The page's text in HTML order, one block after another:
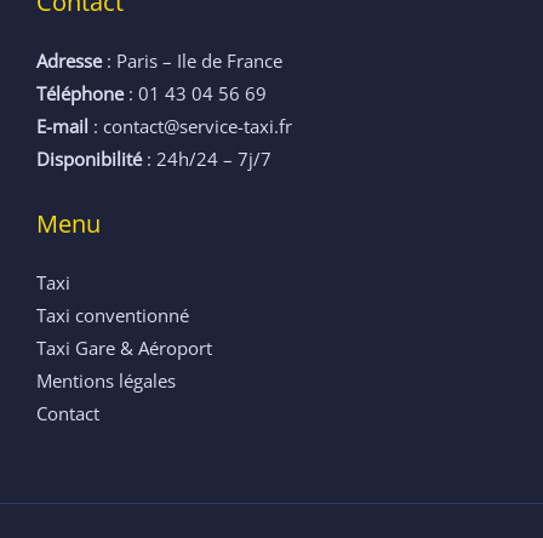
Adresse: Paris – Ile de France
Téléphone: 01 43 04 56 69
E-mail : contact@service-taxi.fr
Disponibilité: 24h/24 – 7j/7
Menu
Taxi
Taxi conventionné
Taxi Gare & Aéroport
Mentions légales
Contact